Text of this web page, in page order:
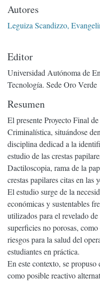
Autores
Leguiza Scandizzo,
Editor
Universidad Autónoma de
Tecnología. Sede Oro Verde
Resumen
El presente Proyecto Final
Criminalística, situándose
disciplina dedicad a la
estudio de las crestas
Dactiloscopia, rama de la
crestas papilares citas en las
El estudio surge de la
económicas y sustentables
utilizados para el revelado
superficies no porosas,
riesgos para la salud del
estudiantes en práctica.
En este contexto, se
como posible reactivo